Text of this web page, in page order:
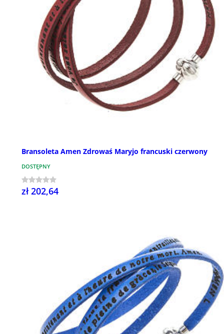
Bransoleta Amen Zdrowaś Maryjo francuski czerwony
DOSTĘPNY
zł 202,64